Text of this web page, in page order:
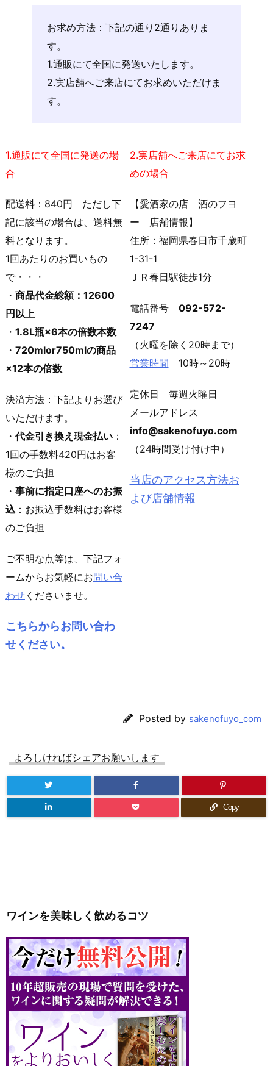
お求め方法：下記の通り2通りありま
す。
1.通販にて全国に発送いたします。
2.実店舗へご来店にてお求めいただけま
す。
1.通販にて全国に発送の場
合
配送料：840円 ただし下
記に該当の場合は、送料無
料となります。
1回あたりのお買いもの
で・・・
・ 商品代金総額：12600
円以上
・ 1.8L瓶×6本の倍数本数
・ 720mlor750mlの商品
×12本の倍数
決済方法：下記よりお選び
いただけます。
・ 代金引き換え現金払い ：
1回の手数料420円はお客
様のご負担
・ 事前に指定口座へのお振
込 ：お振込手数料はお客様
のご負担
ご不明な点等は、下記フォ
ームからお気軽にお問い合
わせ くださいませ。
こちらからお問い合わ
せください。
2.実店舗へご来店にてお求
めの場合
【愛酒家の店 酒のフヨ
ー 店舗情報】
住所：福岡県春日市千歳町
1-31-1
ＪＲ春日駅徒歩1分
電話番号 092-572-
7247
（火曜を除く20時まで）
営業時間 10時～20時
定休日 毎週火曜日
メールアドレス
info@sakenofuyo.com
（24時間受け付け中）
当店のアクセス方法お
よび店舗情報
Posted by sakenofuyo_com
よろしければシェアお願いします
Copy
ワインを美味しく飲めるコツ